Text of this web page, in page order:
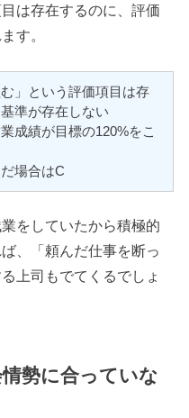
は存在するのに、評価
す。
」という評価項目は存
準が存在しない
成績が目標の120%をこ
場合はC
をしていたから積極的
、「頼んだ仕事を断っ
上司もでてくるでしょ
勢に合っていな